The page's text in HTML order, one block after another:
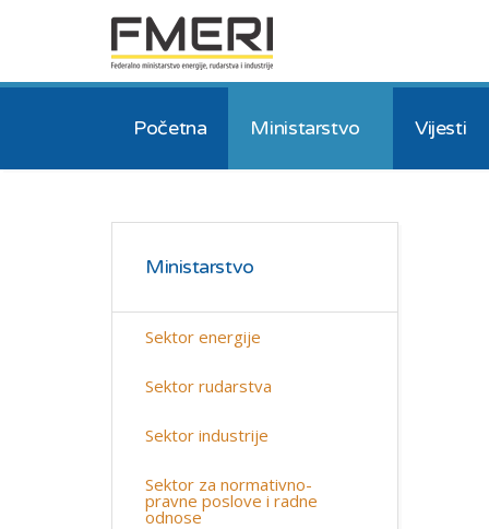
Početna Ministarstvo Vijesti
Ministarstvo
Sektor energije
Sektor rudarstva
Sektor industrije
Sektor za normativno-
pravne poslove i radne
odnose